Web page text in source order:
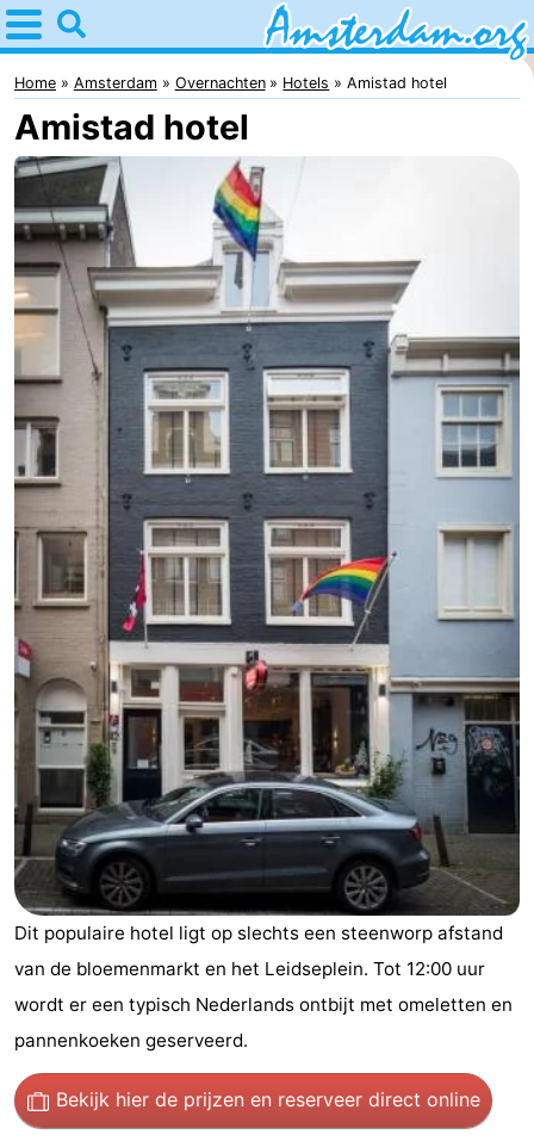
Home
Amsterdam
Reisplan
Voor
kinderen
Voor
jongeren
Gratis
Overnachten
Appartementen
Bed
breakfasts)
Campings
Hotels
Vakantiehuizen
-
Het
Amsterdamse
Bos
-
Spaarnwoude
Last
minutes
Musea
Attracties
Zien
doen
Bezienswaardigheden
-
Musea
-
Home Amsterdam Overnachten Hotels Amistad hotel
Amistad hotel
Dit populaire hotel ligt op slechts een steenworp afstand
van de bloemenmarkt en het Leidseplein. Tot 12:00 uur
wordt er een typisch Nederlands ontbijt met omeletten en
pannenkoeken geserveerd.
Bekijk hier de prijzen en reserveer direct online